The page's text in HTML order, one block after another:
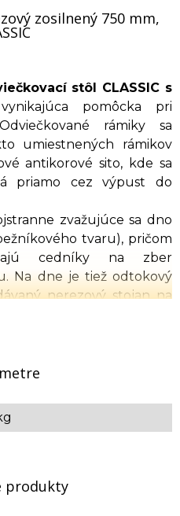
zosilnený 750 mm,
stôl CLASSIC s
pomôcka pri
rámiky sa
umiestnených rámikov
antikorové sito, kde sa
priamo cez výpust do
zvažujúce sa dno
tvaru), pričom
cedníky na zber
Na dne je tiež odtokový
nerezový stojan na
za príplatok aj s
a namontovať
objednať aj nerezové
kg
produkty